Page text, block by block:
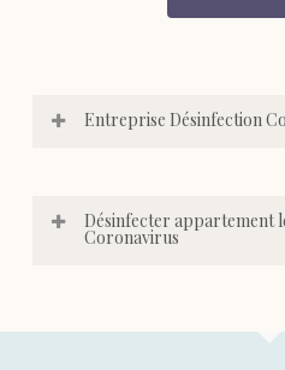
Entreprise Désinfection
Désinfecter appartement
Coronavirus